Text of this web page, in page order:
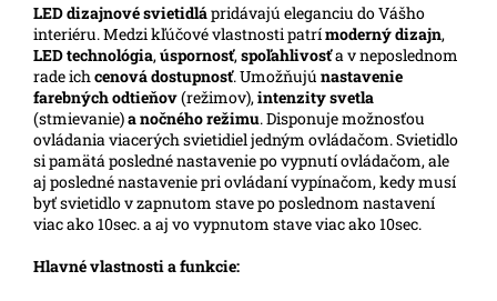
LEDdizajnové svietidlápridávajú eleganciu do Vášho
interiéru. Medzi kľúčové vlastnosti patrímoderný dizajn,
LED technológia,úspornosť,spoľahlivosťa v neposlednom
rade ichcenová dostupnosť. Umožňujú nastavenie
farebných odtieňov(režimov),intenzity svetla
(stmievanie)a nočného režimu. Disponuje možnosťou
ovládania viacerých svietidiel jedným ovládačom. Svietidlo
si pamätá posledné nastavenie po vypnutí ovládačom, ale
aj posledné nastavenie pri ovládaní vypínačom, kedy musí
byť svietidlo v zapnutom stave po poslednom nastavení
viac ako 10sec. a aj vo vypnutom stave viac ako 10sec.
Hlavné vlastnosti a funkcie: